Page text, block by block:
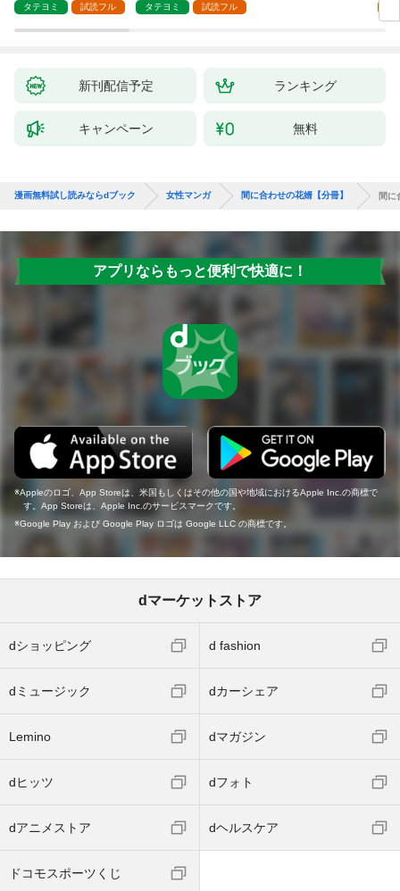
タテヨミ 試読フル タテヨミ 試読フル
新刊配信予定 ランキング
キャンペーン 無料
漫画無料試し読みならdブック 女性マンガ 間に合わせの花婿【分冊】 間に
アプリならもっと便利で快適に！
Appleのロゴ、App Storeは、米国もしくはその他の国や地域におけるApple Inc.の商標で
す。App Storeは、Apple Inc.のサービスマークです。
Google Play および Google Play ロゴは Google LLC の商標です。
dマーケットストア
dショッピング d fashion
dミュージック dカーシェア
Lemino dマガジン
dヒッツ dフォト
dアニメストア dヘルスケア
ドコモスポーツくじ